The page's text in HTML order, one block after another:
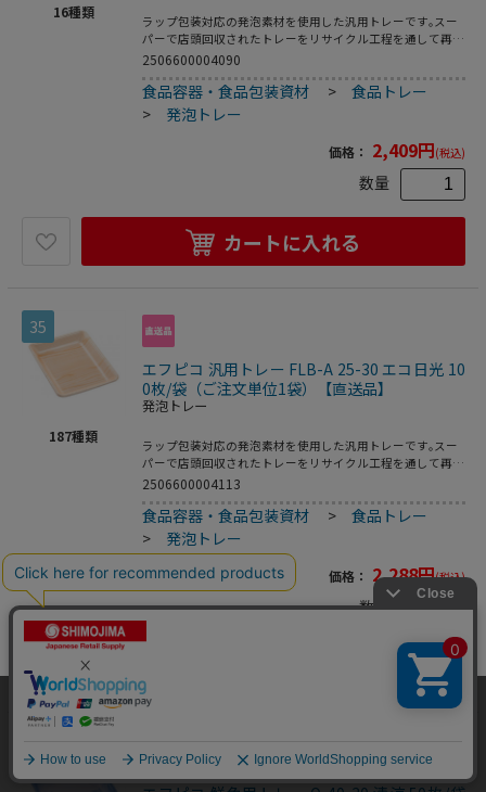
当サイトはクッキー（Cookie）を使用しています。Cookieの使用に同意いた
だける場合は「OK」をクリックしてください。
OK
16種類
ラップ包装対応の発泡素材を使用した汎用トレーです｡スー
パーで店頭回収されたトレーをリサイクル工程を通して再生
された原料を使用した環境対応商品です｡●電子レンジ使用
不可●耐熱温度:80℃●入数:100枚
2506600004090
食品容器・食品包装資材 >食品トレー
> 発泡トレー
価格： 2,409円(税込)
数量
カートに入れる
35
187種類
エフピコ 汎用トレー FLB-A 25-30 エコ日光 10
0枚/袋（ご注文単位1袋）【直送品】
発泡トレー
ラップ包装対応の発泡素材を使用した汎用トレーです｡スー
パーで店頭回収されたトレーをリサイクル工程を通して再生
された原料を使用した環境対応商品です｡●電子レンジ使用
不可●耐熱温度:80℃●入数:100枚
2506600004113
食品容器・食品包装資材 >食品トレー
> 発泡トレー
価格： 2,288円(税込)
数量
36